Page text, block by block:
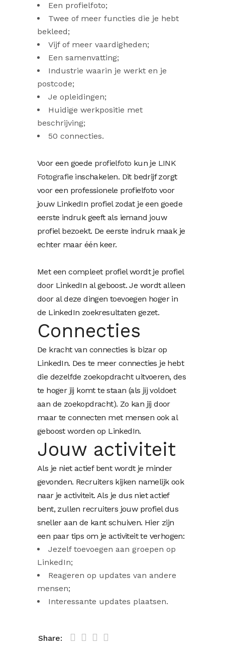
Een profielfoto;
Twee of meer functies die je hebt
bekleed;
Vijf of meer vaardigheden;
Een samenvatting;
Industrie waarin je werkt en je
postcode;
Je opleidingen;
Huidige werkpositie met
beschrijving;
50 connecties.
Voor een goede profielfoto kun je LINK
Fotografie inschakelen. Dit bedrijf zorgt
voor een professionele profielfoto voor
jouw LinkedIn profiel zodat je een goede
eerste indruk geeft als iemand jouw
profiel bezoekt. De eerste indruk maak je
echter maar één keer.
Met een compleet profiel wordt je profiel
door LinkedIn al geboost. Je wordt alleen
door al deze dingen toevoegen hoger in
de LinkedIn zoekresultaten gezet.
Connecties
De kracht van connecties is bizar op
LinkedIn. Des te meer connecties je hebt
die dezelfde zoekopdracht uitvoeren, des
te hoger jij komt te staan (als jij voldoet
aan de zoekopdracht). Zo kan jij door
maar te connecten met mensen ook al
geboost worden op LinkedIn.
Jouw activiteit
Als je niet actief bent wordt je minder
gevonden. Recruiters kijken namelijk ook
naar je activiteit. Als je dus niet actief
bent, zullen recruiters jouw profiel dus
sneller aan de kant schuiven. Hier zijn
een paar tips om je activiteit te verhogen:
Jezelf toevoegen aan groepen op
LinkedIn;
Reageren op updates van andere
mensen;
Interessante updates plaatsen.
Share: